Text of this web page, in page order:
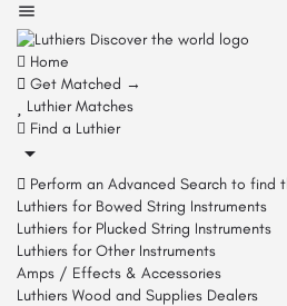
Home
Get Matched →
Luthier Matches
Find a Luthier
Perform an Advanced Search to find
Luthiers for Bowed String Instruments
Luthiers for Plucked String Instruments
Luthiers for Other Instruments
Amps / Effects & Accessories
Luthiers Wood and Supplies Dealers